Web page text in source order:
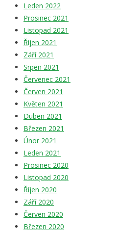
Leden 2022
Prosinec 2021
Listopad 2021
Říjen 2021
Září 2021
Srpen 2021
Červenec 2021
Červen 2021
Květen 2021
Duben 2021
Březen 2021
Únor 2021
Leden 2021
Prosinec 2020
Listopad 2020
Říjen 2020
Září 2020
Červen 2020
Březen 2020